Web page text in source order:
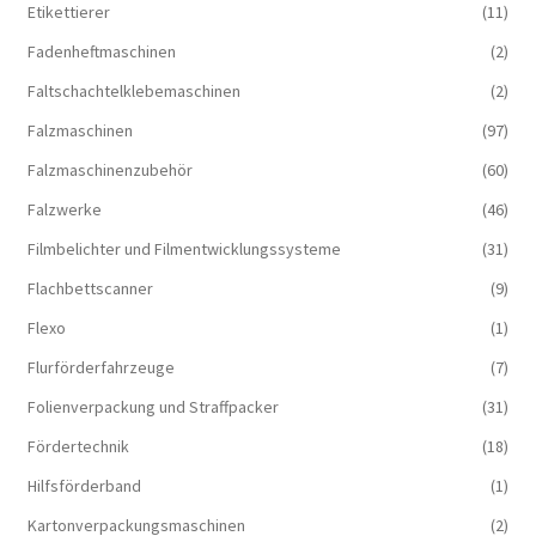
Etikettierer
(11)
Fadenheftmaschinen
(2)
Faltschachtelklebemaschinen
(2)
Falzmaschinen
(97)
Falzmaschinenzubehör
(60)
Falzwerke
(46)
Filmbelichter und Filmentwicklungssysteme
(31)
Flachbettscanner
(9)
Flexo
(1)
Flurförderfahrzeuge
(7)
Folienverpackung und Straffpacker
(31)
Fördertechnik
(18)
Hilfsförderband
(1)
Kartonverpackungsmaschinen
(2)